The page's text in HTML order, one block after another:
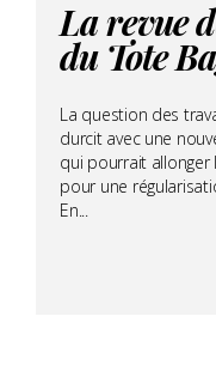
La revue
du Tote
La question des
durcit avec une
qui pourrait allonger
pour une
En...